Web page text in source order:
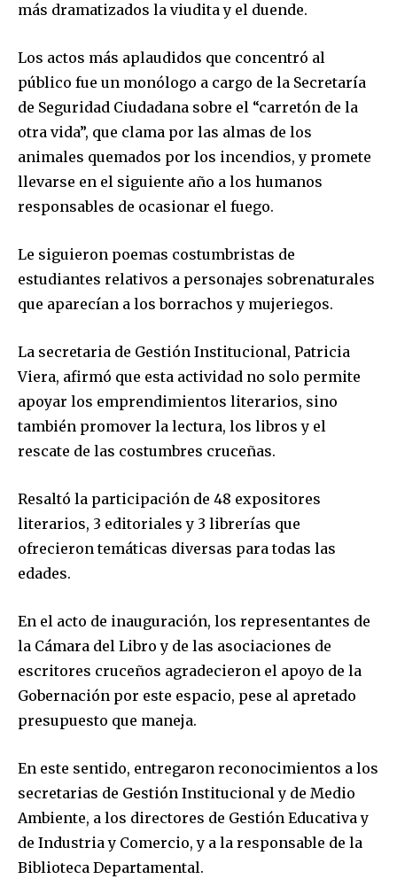
Join our community of
SUBSCRIBERS and be part of the
conversation.
or click the subscribe button below. Don't worry, we respect
your privacy and won't spam your inbox. Your information is
SUBSCRIBE
I've read and accept thePrivacy Policy .
más dramatizados la viudita y el duende.
Los actos más aplaudidos que concentró al
público fue un monólogo a cargo de la Secretaría
de Seguridad Ciudadana sobre el “carretón de la
otra vida”, que clama por las almas de los
animales quemados por los incendios, y promete
llevarse en el siguiente año a los humanos
responsables de ocasionar el fuego.
Le siguieron poemas costumbristas de
estudiantes relativos a personajes sobrenaturales
que aparecían a los borrachos y mujeriegos.
La secretaria de Gestión Institucional, Patricia
Viera, afirmó que esta actividad no solo permite
apoyar los emprendimientos literarios, sino
también promover la lectura, los libros y el
rescate de las costumbres cruceñas.
Resaltó la participación de 48 expositores
literarios, 3 editoriales y 3 librerías que
ofrecieron temáticas diversas para todas las
edades.
En el acto de inauguración, los representantes de
la Cámara del Libro y de las asociaciones de
escritores cruceños agradecieron el apoyo de la
Gobernación por este espacio, pese al apretado
presupuesto que maneja.
En este sentido, entregaron reconocimientos a los
secretarias de Gestión Institucional y de Medio
Ambiente, a los directores de Gestión Educativa y
de Industria y Comercio, y a la responsable de la
Biblioteca Departamental.